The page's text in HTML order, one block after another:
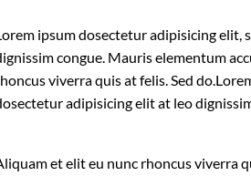
ipsum dosectetur adipisicing elit,
congue. Mauris elementum
viverra quis at felis. Sed
adipisicing elit at leo
et elit eu nunc rhoncus viverra